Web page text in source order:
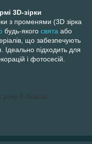
3D-зірки
з променями (3D зірка
будь-якого свята або
що забезпечують
Ідеально підходить для
і фотосесій.
й більше.